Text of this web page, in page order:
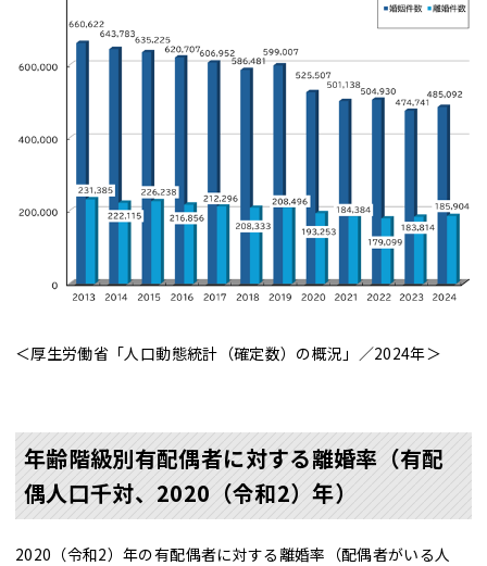
＜厚生労働省「人口動態統計（確定数）の概況」／2024年＞
年齢階級別有配偶者に対する離婚率（有配
偶人口千対、2020（令和2）年）
2020（令和2）年の有配偶者に対する離婚率（配偶者がいる人